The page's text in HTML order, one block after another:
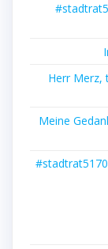
Herr Merz,
Meine